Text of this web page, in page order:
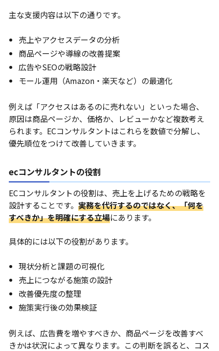
主な支援内容は以下の通りです。
売上やアクセスデータの分析
商品ページや導線の改善提案
広告やSEOの戦略設計
モール運用（Amazon・楽天など）の最適化
例えば「アクセスはあるのに売れない」といった場合、
原因は商品ページか、価格か、レビューかなど複数考え
られます。ECコンサルタントはこれらを数値で分解し、
優先順位をつけて改善していきます。
ecコンサルタントの役割
ECコンサルタントの役割は、売上を上げるための戦略を
設計することです。実務を代行するのではなく、「何を
すべきか」を明確にする立場にあります。
具体的には以下の役割があります。
現状分析と課題の可視化
売上につながる施策の設計
改善優先度の整理
施策実行後の効果検証
例えば、広告費を増やすべきか、商品ページを改善すべ
きかは状況によって異なります。この判断を誤ると、コス